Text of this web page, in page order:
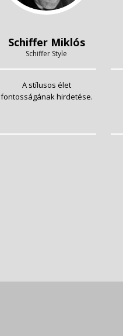
Schiffer Miklós
Schiffer Style
A stílusos élet
fontosságának hirdetése.